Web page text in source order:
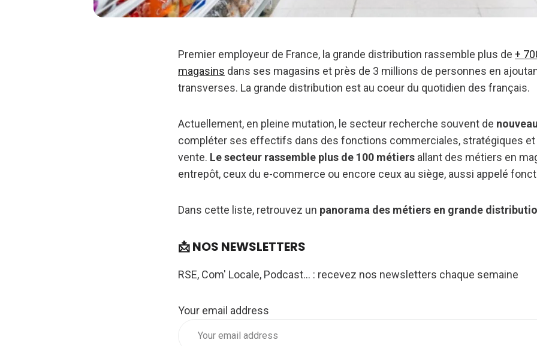
Premier employeur de France, la grande distribution rassemble plus de +
magasins dans ses magasins et près de 3 millions de personnes en
transverses. La grande distribution est au coeur du quotidien des français.
Actuellement, en pleine mutation, le secteur recherche souvent de
compléter ses effectifs dans des fonctions commerciales, stratégiques et
vente. Le secteur rassemble plus de 100 métiers allant des métiers en
entrepôt, ceux du e-commerce ou encore ceux au siège, aussi appelé
Dans cette liste, retrouvez un panorama des métiers en grande
📩 NOS NEWSLETTERS
RSE, Com' Locale, Podcast... : recevez nos newsletters chaque semaine
Your email address